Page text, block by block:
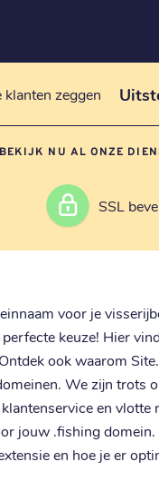
klanten zeggen
NU AL ONZE
SSL
voor je
keuze! Hier
ook waarom
We zijn trots
en
jouw .fishing
en hoe je er